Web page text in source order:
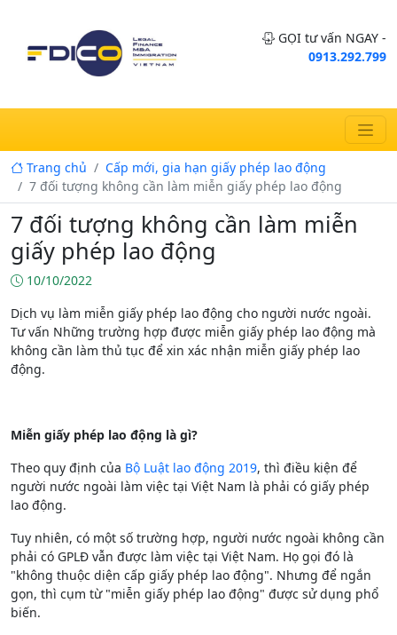
GỌI tư vấn NGAY -
0913.292.799
Trang chủ
Cấp mới, gia hạn giấy phép lao động
7 đối tượng không cần làm miễn giấy phép lao động
7 đối tượng không cần làm miễn
giấy phép lao động
10/10/2022
Dịch vụ làm miễn giấy phép lao động cho người nước ngoài.
Tư vấn Những trường hợp được miễn giấy phép lao động mà
không cần làm thủ tục để xin xác nhận miễn giấy phép lao
động.
Miễn giấy phép lao động là gì?
Theo quy định của Bộ Luật lao động 2019, thì điều kiện để
người nước ngoài làm việc tại Việt Nam là phải có giấy phép
lao động.
Tuy nhiên, có một số trường hợp, người nước ngoài không cần
phải có GPLĐ vẫn được làm việc tại Việt Nam. Họ gọi đó là
"không thuộc diện cấp giấy phép lao động". Nhưng để ngắn
gọn, thì cụm từ "miễn giấy phép lao động" được sử dụng phổ
biến.